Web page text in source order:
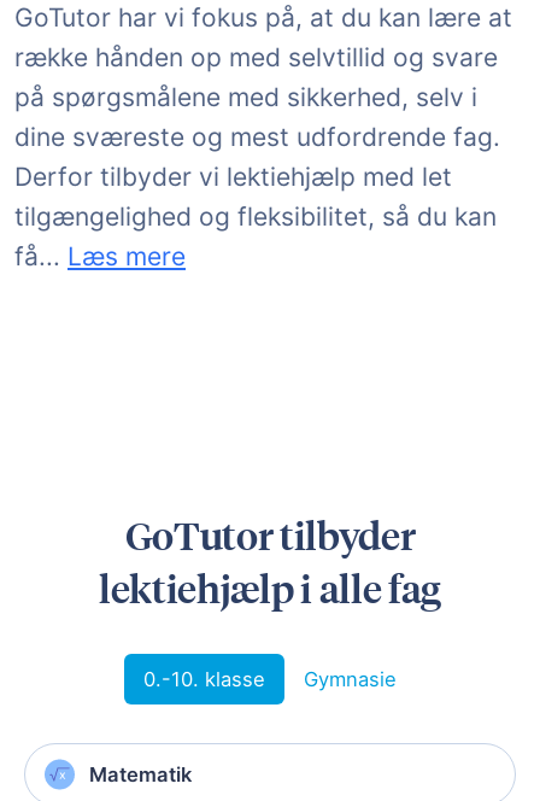
GoTutor har vi fokus på, at du kan lære at
række hånden op med selvtillid og svare
på spørgsmålene med sikkerhed, selv i
dine sværeste og mest udfordrende fag.
Derfor tilbyder vi lektiehjælp med let
tilgængelighed og fleksibilitet, så du kan
fågode oplevelser med læring.
... Læs mere
GoTutor tilbyder
lektiehjælp i alle fag
0.-10. klasse Gymnasie
Matematik